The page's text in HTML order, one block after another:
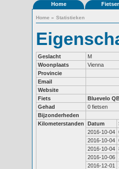
Home
Home » Statistieken
Geslacht
M
Woonplaats
Vienna
Provincie
Email
Website
Fiets
Bluevelo
Gehad
0 fietsen
Bijzonderheden
Kilometerstanden
Datum
2016-10-04
2016-10-04
2016-10-04
2016-10-06
2016-12-01